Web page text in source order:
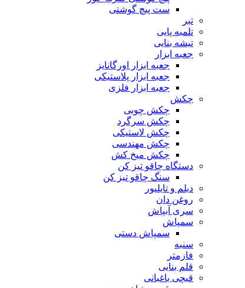
ست پیچ گوشتی
تبر
تلمبه پایی
تیشه بنایی
جعبه ابزار
جعبه ابزار اورگانایز
جعبه ابزار پلاستیکی
جعبه ابزار فلزی
چکش
چکش چوبی
چکش سرگرد
چکش لاستیکی
چکش مهندسی
چکش میخ کش
دستگاه چاقو تیز کن
سنگ چاقو تیز کن
دیلم و تایلیور
روغن دان
سری آبپاش
سمپاش
سمپاش دستی
سنبه
فازمتر
قلم بنایی
قیچی باغبانی